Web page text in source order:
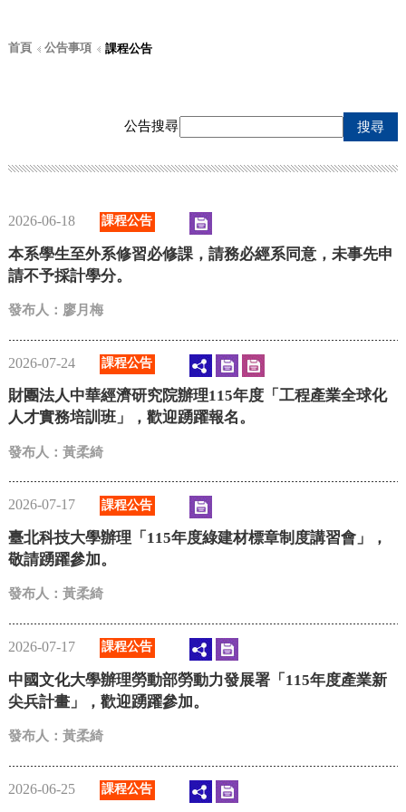
首頁 公告事項 課程公告
公告搜尋 搜尋
2026-06-18 課程公告
本系學生至外系修習必修課，請務必經系同意，未事先申
請不予採計學分。
發布人：廖月梅
2026-07-24 課程公告
財團法人中華經濟研究院辦理115年度「工程產業全球化
人才實務培訓班」，歡迎踴躍報名。
發布人：黃柔綺
2026-07-17 課程公告
臺北科技大學辦理「115年度綠建材標章制度講習會」，
敬請踴躍參加。
發布人：黃柔綺
2026-07-17 課程公告
中國文化大學辦理勞動部勞動力發展署「115年度產業新
尖兵計畫」，歡迎踴躍參加。
發布人：黃柔綺
2026-06-25 課程公告